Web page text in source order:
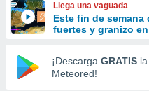
y
forma
digital
basada
Llega una vaguada
Este fin de
fuertes y granizo
¡Descarga GRATIS
Meteored!